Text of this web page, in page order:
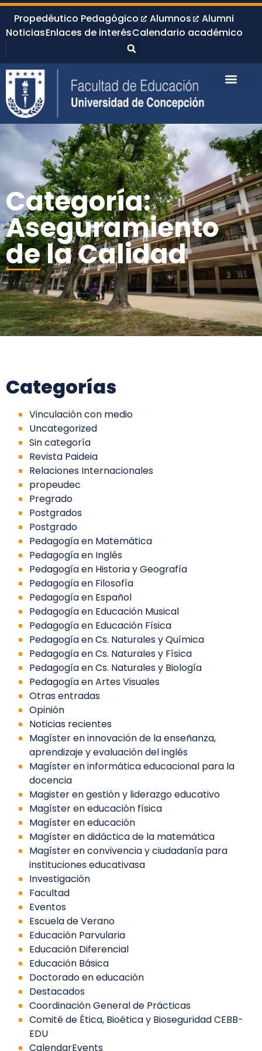
Propedéutico Pedagógico Alumnos
Alumni
NoticiasEnlaces de interésCalendario académico
Categoría:
Aseguramiento
de la Calidad
Categorías
Vinculación con medio
Uncategorized
Sin categoría
Revista Paideia
Relaciones Internacionales
propeudec
Pregrado
Postgrados
Postgrado
Pedagogía en Matemática
Pedagogía en Inglés
Pedagogía en Historia y Geografía
Pedagogía en Filosofía
Pedagogía en Español
Pedagogía en Educación Musical
Pedagogía en Educación Física
Pedagogía en Cs. Naturales y Química
Pedagogía en Cs. Naturales y Física
Pedagogía en Cs. Naturales y Biología
Pedagogía en Artes Visuales
Otras entradas
Opinión
Noticias recientes
Magíster en innovación de la enseñanza,
aprendizaje y evaluación del inglés
Magíster en informática educacional para la
docencia
Magister en gestión y liderazgo educativo
Magíster en educación física
Magíster en educación
Magíster en didáctica de la matemática
Magíster en convivencia y ciudadanía para
instituciones educativasa
Investigación
Facultad
Eventos
Escuela de Verano
Educación Parvularia
Educación Diferencial
Educación Básica
Doctorado en educación
Destacados
Coordinación General de Prácticas
Comité de Ética, Bioética y Bioseguridad CEBB-
EDU
CalendarEvents